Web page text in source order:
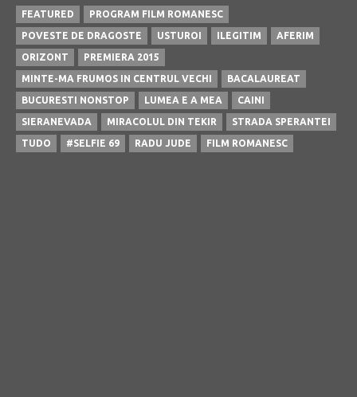
FEATURED PROGRAM FILM ROMANESC
POVESTE DE DRAGOSTE USTUROI ILEGITIM AFERIM
ORIZONT PREMIERA 2015
MINTE-MA FRUMOS IN CENTRUL VECHI BACALAUREAT
BUCURESTI NONSTOP LUMEA E A MEA CAINI
SIERANEVADA MIRACOLUL DIN TEKIR STRADA SPERANTEI
TUDO #SELFIE 69 RADU JUDE FILM ROMANESC